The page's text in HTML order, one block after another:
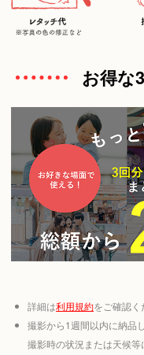
お得な
詳細は利用規約をご確認く
撮影から1週間以内に納品し
撮影時の状況または天候等